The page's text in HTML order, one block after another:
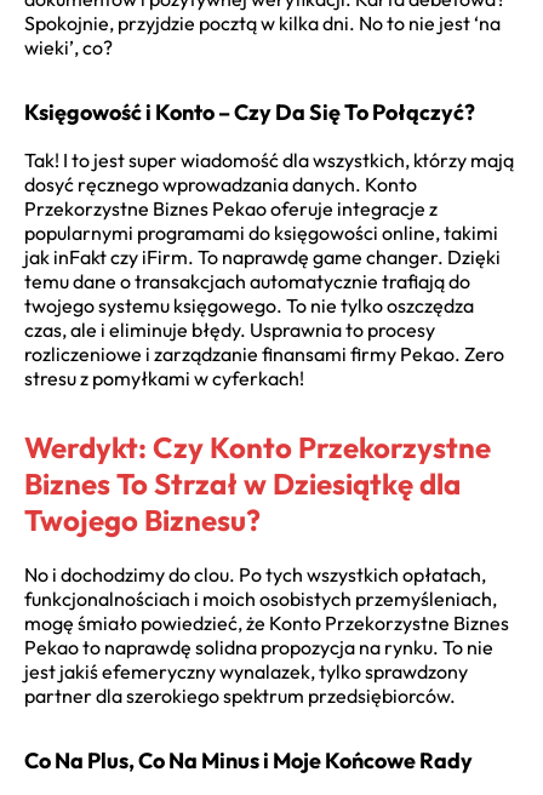
Spokojnie, przyjdzie pocztą w kilka dni. No to nie jest ‘na
wieki’, co?
Księgowość i Konto – Czy Da Się To Połączyć?
Tak! I to jest super wiadomość dla wszystkich, którzy mają
dosyć ręcznego wprowadzania danych. Konto
Przekorzystne Biznes Pekao oferuje integracje z
popularnymi programami do księgowości online, takimi
jak inFakt czy iFirm. To naprawdę game changer. Dzięki
temu dane o transakcjach automatycznie trafiają do
twojego systemu księgowego. To nie tylko oszczędza
czas, ale i eliminuje błędy. Usprawnia to procesy
rozliczeniowe i zarządzanie finansami firmy Pekao. Zero
stresu z pomyłkami w cyferkach!
Werdykt: Czy Konto Przekorzystne
Biznes To Strzał w Dziesiątkę dla
Twojego Biznesu?
No i dochodzimy do clou. Po tych wszystkich opłatach,
funkcjonalnościach i moich osobistych przemyśleniach,
mogę śmiało powiedzieć, że Konto Przekorzystne Biznes
Pekao to naprawdę solidna propozycja na rynku. To nie
jest jakiś efemeryczny wynalazek, tylko sprawdzony
partner dla szerokiego spektrum przedsiębiorców.
Co Na Plus, Co Na Minus i Moje Końcowe Rady